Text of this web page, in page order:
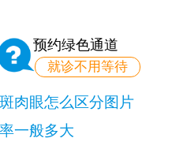
预约绿色通道
就诊不用等待
肉眼怎么区分图片
一般多大